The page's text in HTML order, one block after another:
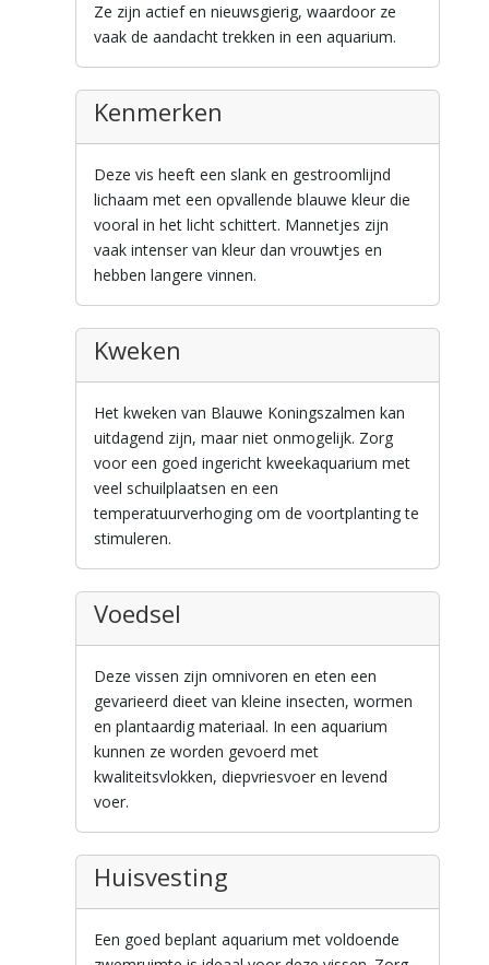
Ze zijn actief en nieuwsgierig, waardoor ze
vaak de aandacht trekken in een aquarium.
Kenmerken
Deze vis heeft een slank en gestroomlijnd
lichaam met een opvallende blauwe kleur die
vooral in het licht schittert. Mannetjes zijn
vaak intenser van kleur dan vrouwtjes en
hebben langere vinnen.
Kweken
Het kweken van Blauwe Koningszalmen kan
uitdagend zijn, maar niet onmogelijk. Zorg
voor een goed ingericht kweekaquarium met
veel schuilplaatsen en een
temperatuurverhoging om de voortplanting te
stimuleren.
Voedsel
Deze vissen zijn omnivoren en eten een
gevarieerd dieet van kleine insecten, wormen
en plantaardig materiaal. In een aquarium
kunnen ze worden gevoerd met
kwaliteitsvlokken, diepvriesvoer en levend
voer.
Huisvesting
Een goed beplant aquarium met voldoende